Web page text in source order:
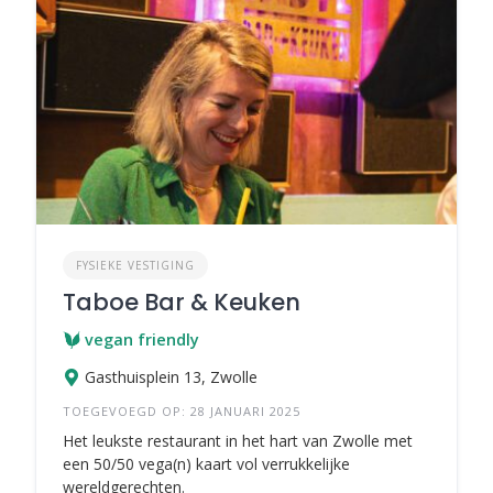
FYSIEKE VESTIGING
Taboe Bar & Keuken
vegan friendly
Gasthuisplein 13, Zwolle
TOEGEVOEGD OP: 28 JANUARI 2025
Het leukste restaurant in het hart van Zwolle met
een 50/50 vega(n) kaart vol verrukkelijke
wereldgerechten.